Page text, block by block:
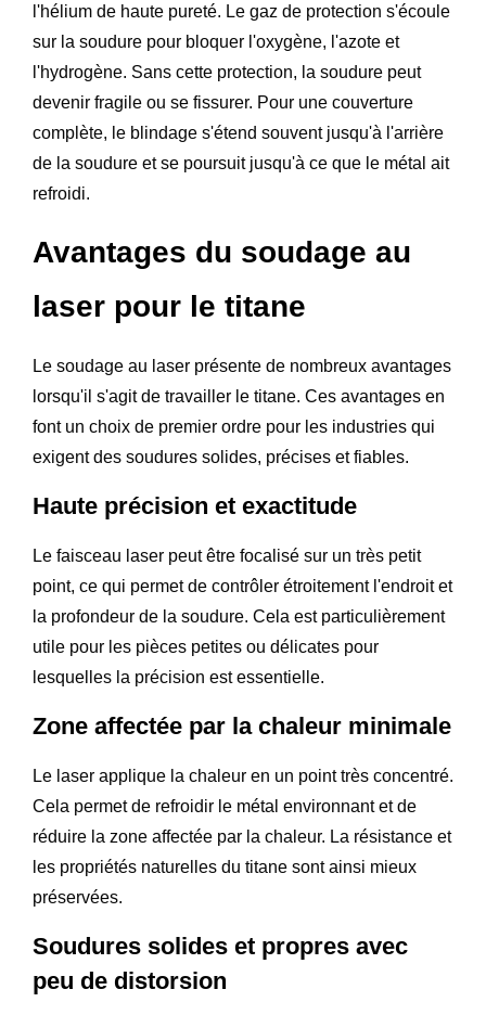
l'hélium de haute pureté. Le gaz de protection s'écoule
sur la soudure pour bloquer l'oxygène, l'azote et
l'hydrogène. Sans cette protection, la soudure peut
devenir fragile ou se fissurer. Pour une couverture
complète, le blindage s'étend souvent jusqu'à l'arrière
de la soudure et se poursuit jusqu'à ce que le métal ait
refroidi.
Avantages du soudage au
laser pour le titane
Le soudage au laser présente de nombreux avantages
lorsqu'il s'agit de travailler le titane. Ces avantages en
font un choix de premier ordre pour les industries qui
exigent des soudures solides, précises et fiables.
Haute précision et exactitude
Le faisceau laser peut être focalisé sur un très petit
point, ce qui permet de contrôler étroitement l'endroit et
la profondeur de la soudure. Cela est particulièrement
utile pour les pièces petites ou délicates pour
lesquelles la précision est essentielle.
Zone affectée par la chaleur minimale
Le laser applique la chaleur en un point très concentré.
Cela permet de refroidir le métal environnant et de
réduire la zone affectée par la chaleur. La résistance et
les propriétés naturelles du titane sont ainsi mieux
préservées.
Soudures solides et propres avec
peu de distorsion